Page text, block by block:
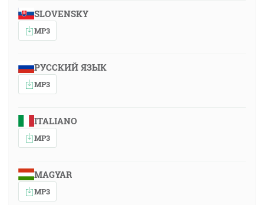
SLOVENSKY
MP3
РУССКИЙ ЯЗЫК
MP3
ITALIANO
MP3
MAGYAR
MP3